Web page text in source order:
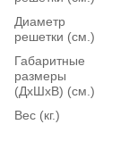
Диаметр
решетки (см.)
Габаритные
размеры
(ДхШхВ) (см.)
Вес (кг.)